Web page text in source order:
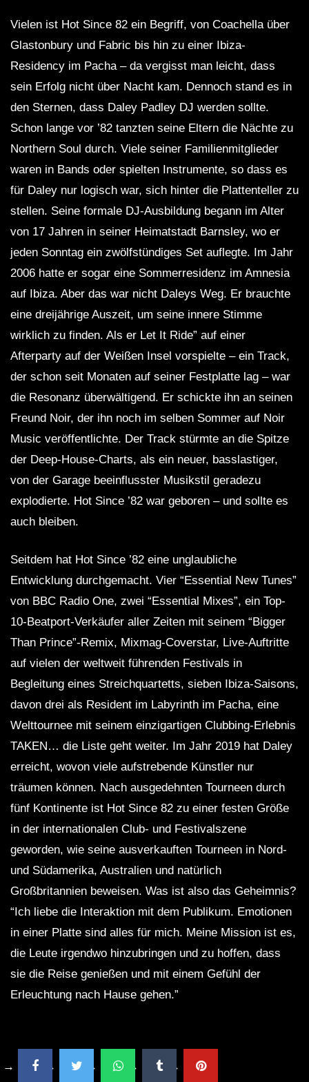
Vielen ist Hot Since 82 ein Begriff, von Coachella über
Glastonbury und Fabric bis hin zu einer Ibiza-
Residency im Pacha – da vergisst man leicht, dass
sein Erfolg nicht über Nacht kam. Dennoch stand es in
den Sternen, dass Daley Padley DJ werden sollte.
Schon lange vor ’82 tanzten seine Eltern die Nächte zu
Northern Soul durch. Viele seiner Familienmitglieder
waren in Bands oder spielten Instrumente, so dass es
für Daley nur logisch war, sich hinter die Plattenteller zu
stellen. Seine formale DJ-Ausbildung begann im Alter
von 17 Jahren in seiner Heimatstadt Barnsley, wo er
jeden Sonntag ein zwölfstündiges Set auflegte. Im Jahr
2006 hatte er sogar eine Sommerresidenz im Amnesia
auf Ibiza. Aber das war nicht Daleys Weg. Er brauchte
eine dreijährige Auszeit, um seine innere Stimme
wirklich zu finden. Als er Let It Ride” auf einer
Afterparty auf der Weißen Insel vorspielte – ein Track,
der schon seit Monaten auf seiner Festplatte lag – war
die Resonanz überwältigend. Er schickte ihn an seinen
Freund Noir, der ihn noch im selben Sommer auf Noir
Music veröffentlichte. Der Track stürmte an die Spitze
der Deep-House-Charts, als ein neuer, basslastiger,
von der Garage beeinflusster Musikstil geradezu
explodierte. Hot Since ’82 war geboren – und sollte es
auch bleiben.
Seitdem hat Hot Since ’82 eine unglaubliche
Entwicklung durchgemacht. Vier “Essential New Tunes”
von BBC Radio One, zwei “Essential Mixes”, ein Top-
10-Beatport-Verkäufer aller Zeiten mit seinem “Bigger
Than Prince”-Remix, Mixmag-Coverstar, Live-Auftritte
auf vielen der weltweit führenden Festivals in
Begleitung eines Streichquartetts, sieben Ibiza-Saisons,
davon drei als Resident im Labyrinth im Pacha, eine
Welttournee mit seinem einzigartigen Clubbing-Erlebnis
TAKEN… die Liste geht weiter. Im Jahr 2019 hat Daley
erreicht, wovon viele aufstrebende Künstler nur
träumen können. Nach ausgedehnten Tourneen durch
fünf Kontinente ist Hot Since 82 zu einer festen Größe
in der internationalen Club- und Festivalszene
geworden, wie seine ausverkauften Tourneen in Nord-
und Südamerika, Australien und natürlich
Großbritannien beweisen. Was ist also das Geheimnis?
“Ich liebe die Interaktion mit dem Publikum. Emotionen
in einer Platte sind alles für mich. Meine Mission ist es,
die Leute irgendwo hinzubringen und zu hoffen, dass
sie die Reise genießen und mit einem Gefühl der
Erleuchtung nach Hause gehen.”